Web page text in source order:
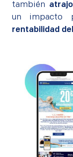
también
un impacto
rentabilidad